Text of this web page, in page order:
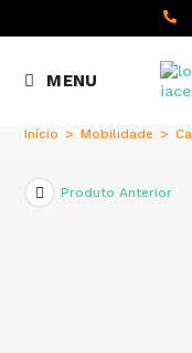
MENU
Início > Mobilidade >
Produto Anterior